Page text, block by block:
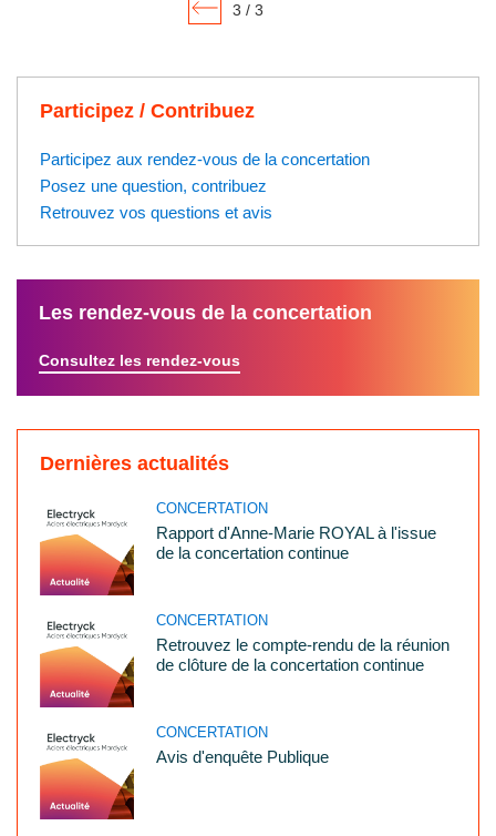
3 / 3
Participez / Contribuez
Participez aux rendez-vous de la concertation
Posez une question, contribuez
Retrouvez vos questions et avis
Les rendez-vous de la concertation
Consultez les rendez-vous
Dernières actualités
CONCERTATION
Rapport d'Anne-Marie ROYAL à l'issue
de la concertation continue
CONCERTATION
Retrouvez le compte-rendu de la réunion
de clôture de la concertation continue
CONCERTATION
Avis d'enquête Publique